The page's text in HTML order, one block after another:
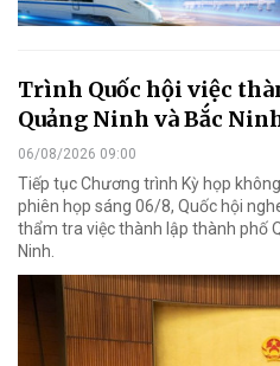
Trình Quốc hội việc
Quảng Ninh và Bắc
06/08/2026 09:00
Tiếp tục Chương trình Kỳ họp
phiên họp sáng 06/8, Quốc hội
thẩm tra việc thành lập thành phố
Ninh.